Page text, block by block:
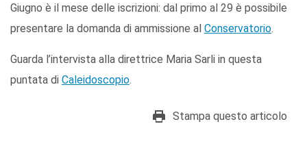
Giugno è il mese delle iscrizioni: dal primo al 29 è possibile
presentare la domanda di ammissione al Conservatorio.
Guarda l’intervista alla direttrice Maria Sarli in questa
puntata di Caleidoscopio.
Stampa questo articolo